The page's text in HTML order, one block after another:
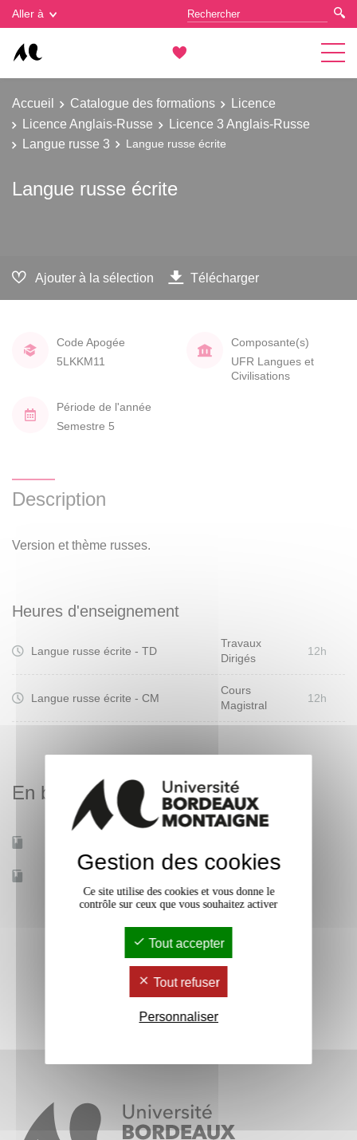
Aller à
Accueil Catalogue des formations
Licence
Licence Anglais-Russe
Licence 3 Anglais-Russe
Langue russe 3
Langue russe écrite
Langue russe écrite
Ajouter à la sélection Télécharger
Code Apogée
5LKKM11
Composante(s)
UFR Langues et
Civilisations
Période de l'année
Semestre 5
Description
Version et thème russes.
Heures d'enseignement
Langue russe écrite - TD
Travaux
Dirigés
12h
Langue russe écrite - CM
Cours
Magistral
12h
En bref
Gestion des cookies
Gestion des cookies
Ce site utilise des cookies et vous donne le
contrôle sur ceux que vous souhaitez activer
Tout accepter
Tout refuser
Personnaliser